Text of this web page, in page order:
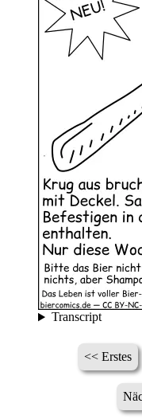
Transcript
<< Erstes